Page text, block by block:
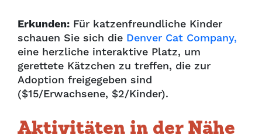
Erkunden: Für katzenfreundliche Kinder
schauen Sie sich die Denver Cat Company,
eine herzliche interaktive Platz, um
gerettete Kätzchen zu treffen, die zur
Adoption freigegeben sind
($15/Erwachsene, $2/Kinder).
Aktivitäten in der Nähe